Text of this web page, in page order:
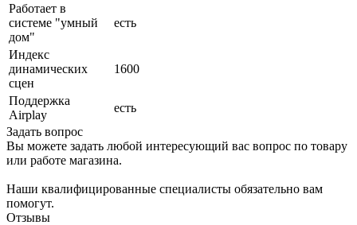
Работает в
системе "умный
дом"
есть
Индекс
динамических
сцен
1600
Поддержка
Airplay
есть
Задать вопрос
Вы можете задать любой интересующий вас вопрос по товару
или работе магазина.
Наши квалифицированные специалисты обязательно вам
помогут.
Отзывы